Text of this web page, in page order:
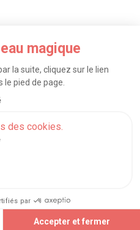
magique
la suite, cliquez sur le lien
le pied de page.
des cookies.
par
Accepter et fermer